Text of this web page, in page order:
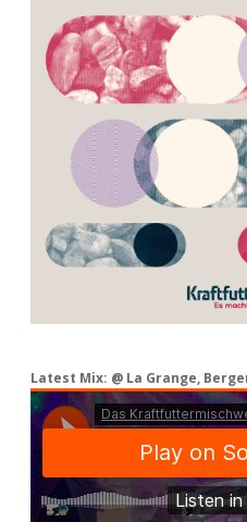
Latest Mix: @ La Grange,